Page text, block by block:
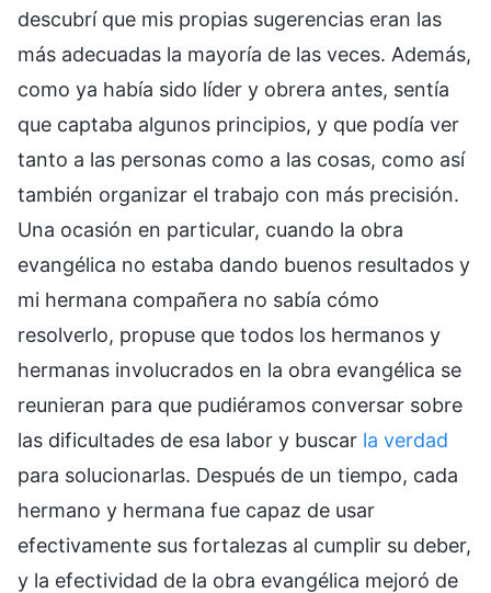
descubrí que mis propias sugerencias eran las
más adecuadas la mayoría de las veces. Además,
como ya había sido líder y obrera antes, sentía
que captaba algunos principios, y que podía ver
tanto a las personas como a las cosas, como así
también organizar el trabajo con más precisión.
Una ocasión en particular, cuando la obra
evangélica no estaba dando buenos resultados y
mi hermana compañera no sabía cómo
resolverlo, propuse que todos los hermanos y
hermanas involucrados en la obra evangélica se
reunieran para que pudiéramos conversar sobre
las dificultades de esa labor y buscar la verdad
para solucionarlas. Después de un tiempo, cada
hermano y hermana fue capaz de usar
efectivamente sus fortalezas al cumplir su deber,
y la efectividad de la obra evangélica mejoró de